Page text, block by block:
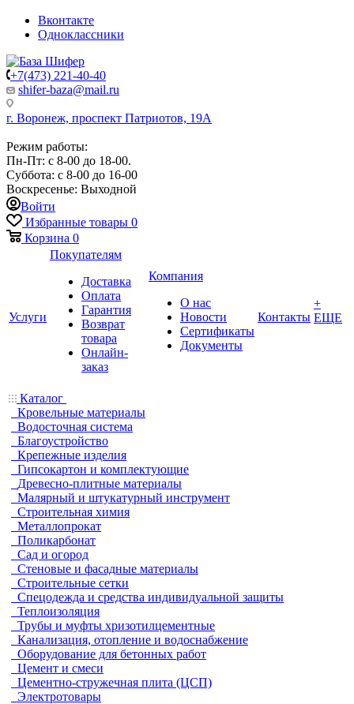
Вконтакте
Одноклассники
+7(473) 221-40-40
shifer-baza@mail.ru
г. Воронеж, проспект Патриотов, 19А
Режим работы:
Пн-Пт: с 8-00 до 18-00.
Суббота: с 8-00 до 16-00
Воскресенье: Выходной
Войти
Избранные товары 0
Корзина 0
Услуги
Покупателям
Доставка
Оплата
Гарантия
Возврат
товара
Онлайн-
заказ
Компания
О нас
Новости
Сертификаты
Документы
Контакты
+
ЕЩЕ
Каталог
Кровельные материалы
Водосточная система
Благоустройство
Крепежные изделия
Гипсокартон и комплектующие
Древесно-плитные материалы
Малярный и штукатурный инструмент
Строительная химия
Металлопрокат
Поликарбонат
Сад и огород
Стеновые и фасадные материалы
Строительные сетки
Спецодежда и средства индивидуальной защиты
Теплоизоляция
Трубы и муфты хризотилцементные
Канализация, отопление и водоснабжение
Оборудование для бетонных работ
Цемент и смеси
Цементно-стружечная плита (ЦСП)
Электротовары